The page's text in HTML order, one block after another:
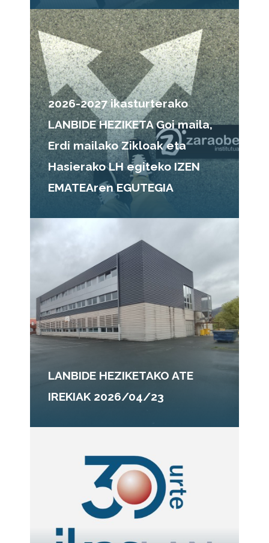
2026-2027 ikasturterako
LANBIDE HEZIKETA Goi maila,
Erdi mailako Zikloak eta
Hasierako LH egiteko IZEN
EMATEAren EGUTEGIA
LANBIDE HEZIKETAKO ATE
IREKIAK 2026/04/23